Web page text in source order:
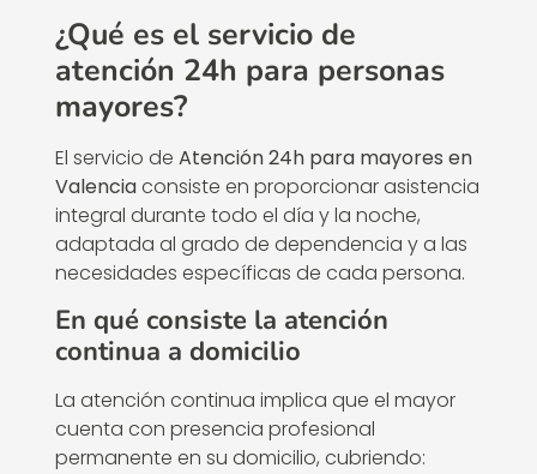
¿Qué es el servicio de
atención 24h para personas
mayores?
El servicio de Atención 24h para mayores en
Valenciaconsiste en proporcionar asistencia
integral durante todo el día y la noche,
adaptada al grado de dependencia y a las
necesidades específicas de cada persona.
En qué consiste la atención
continua a domicilio
La atención continua implica que el mayor
cuenta con presencia profesional
permanente en su domicilio, cubriendo: